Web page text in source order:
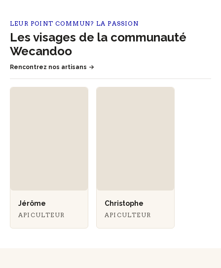
LEUR POINT COMMUN? LA PASSION
Les visages de la communauté
Wecandoo
Rencontrez nos artisans
Jérôme
APICULTEUR
Christophe
APICULTEUR